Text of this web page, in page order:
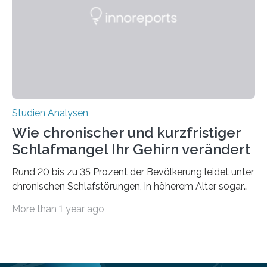
derzeitigen Verbreitungsgebiets bis zum Jahr 2100
Studien Analysen
Wie chronischer und kurzfristiger
Schlafmangel Ihr Gehirn verändert
Rund 20 bis zu 35 Prozent der Bevölkerung leidet unter
chronischen Schlafstörungen, in höherem Alter sogar
Erwachsene kennt zudem ein kurzfristiges Schlafdefizit:
More than 1 year ago